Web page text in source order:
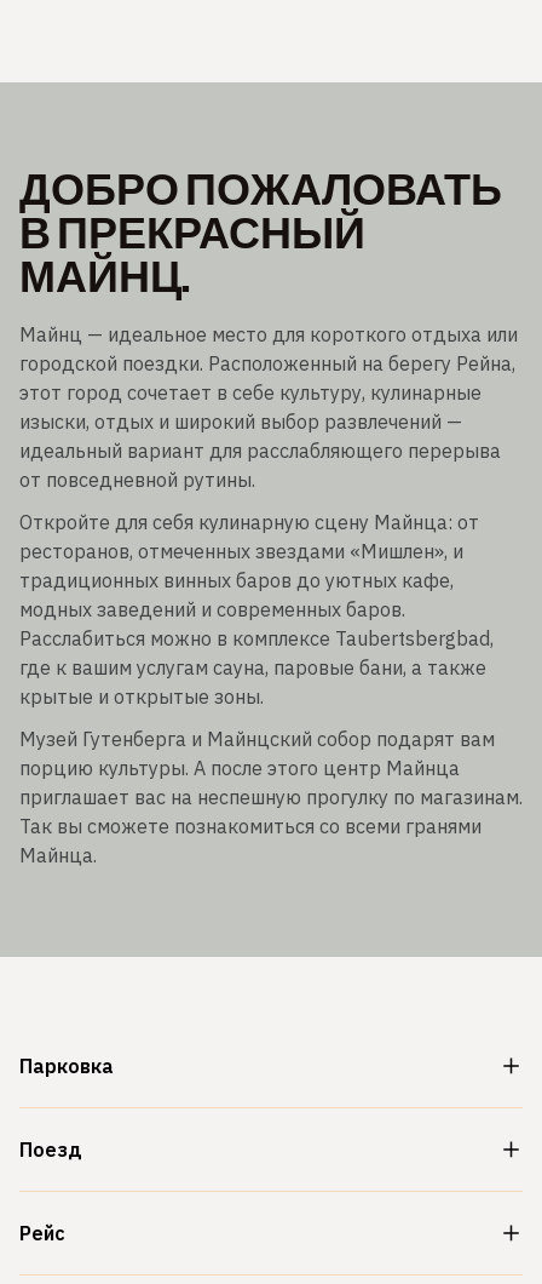
ДОБРО ПОЖАЛОВАТЬ
В ПРЕКРАСНЫЙ
МАЙНЦ.
Майнц — идеальное место для короткого отдыха или
городской поездки. Расположенный на берегу Рейна,
этот город сочетает в себе культуру, кулинарные
изыски, отдых и широкий выбор развлечений —
идеальный вариант для расслабляющего перерыва
от повседневной рутины.
Откройте для себя кулинарную сцену Майнца: от
ресторанов, отмеченных звездами «Мишлен», и
традиционных винных баров до уютных кафе,
модных заведений и современных баров.
Расслабиться можно в комплексе Taubertsbergbad,
где к вашим услугам сауна, паровые бани, а также
крытые и открытые зоны.
Музей Гутенберга и Майнцский собор подарят вам
порцию культуры. А после этого центр Майнца
приглашает вас на неспешную прогулку по магазинам.
Так вы сможете познакомиться со всеми гранями
Майнца.
Парковка
Поезд
Рейс